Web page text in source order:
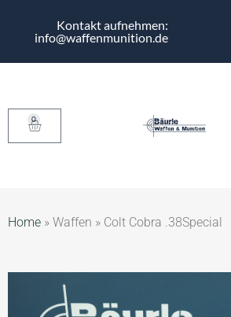
Kontakt aufnehmen:
info@waffenmunition.de
0
Home » Waffen » Colt Cobra .38Special